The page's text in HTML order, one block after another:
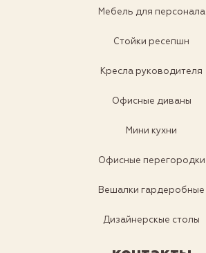
Мебель для персонала
Стойки ресепшн
Кресла руководителя
Офисные диваны
Мини кухни
Офисные перегородки
Вешалки гардеробные
Дизайнерскые столы